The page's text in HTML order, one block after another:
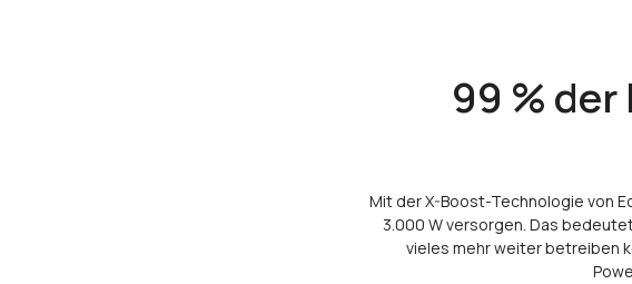
99 %
Mit der X-Boost-Technologie von
3.000 W versorgen. Das
vieles mehr weiter betreiben